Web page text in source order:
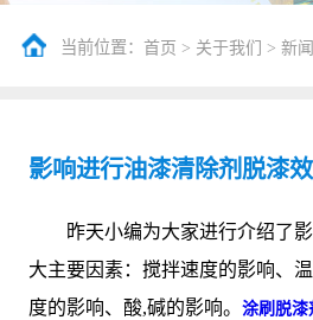
当前位置： 首页 > 关于我们 > 新
影响进行油漆清除剂脱漆
昨天小编为大家进行介绍了
大主要因素：搅拌速度的影响、
度的影响、酸,碱的影响。 涂刷脱漆